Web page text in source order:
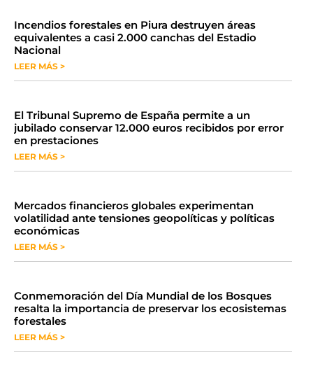
​​​​Incendios forestales en Piura destruyen áreas
equivalentes a casi 2.000 canchas del Estadio
Nacional
LEER MÁS >
​El Tribunal Supremo de España permite a un
jubilado conservar 12.000 euros recibidos por error
en prestaciones
LEER MÁS >
Mercados financieros globales experimentan
volatilidad ante tensiones geopolíticas y políticas
económicas
LEER MÁS >
Conmemoración del Día Mundial de los Bosques
resalta la importancia de preservar los ecosistemas
forestales
LEER MÁS >